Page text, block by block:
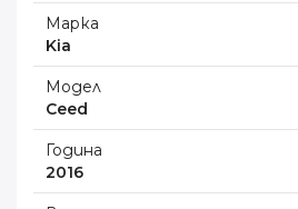
Марка
Kia
Модел
Ceed
Година
2016